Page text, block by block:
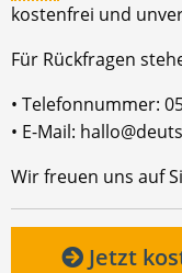
kostenfrei und
Für Rückfragen
• Telefonnummer:
• E-Mail:
Wir freuen uns auf
Jetzt